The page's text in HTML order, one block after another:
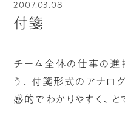
2007.03.08
付箋
チーム全体の仕事の進
う、付箋形式のアナロ
感的でわかりやすく、と